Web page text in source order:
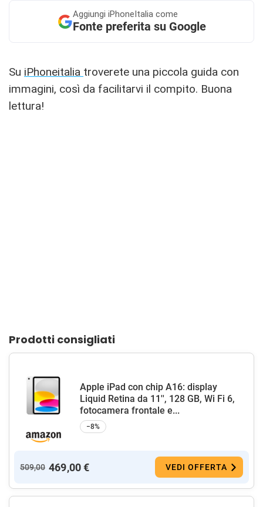
Aggiungi iPhoneItalia come
Fonte preferita su Google
Su iPhoneitalia troverete una piccola guida con
immagini, così da facilitarvi il compito. Buona
lettura!
Prodotti consigliati
Apple iPad con chip A16: display
Liquid Retina da 11'', 128 GB, Wi Fi 6,
fotocamera frontale e...
−8%
509,00 469,00 € VEDI OFFERTA